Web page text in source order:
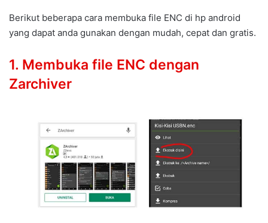
Berikut beberapa cara membuka file ENC di hp android
yang dapat anda gunakan dengan mudah, cepat dan gratis.
1. Membuka file ENC dengan
Zarchiver